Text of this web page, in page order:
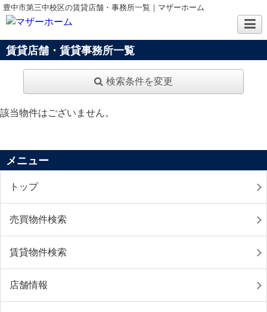
豊中市第三中校区の賃貸店舗・事務所一覧｜マザーホーム
賃貸店舗・賃貸事務所一覧
検索条件を変更
該当物件はございません。
メニュー
トップ
売買物件検索
賃貸物件検索
店舗情報